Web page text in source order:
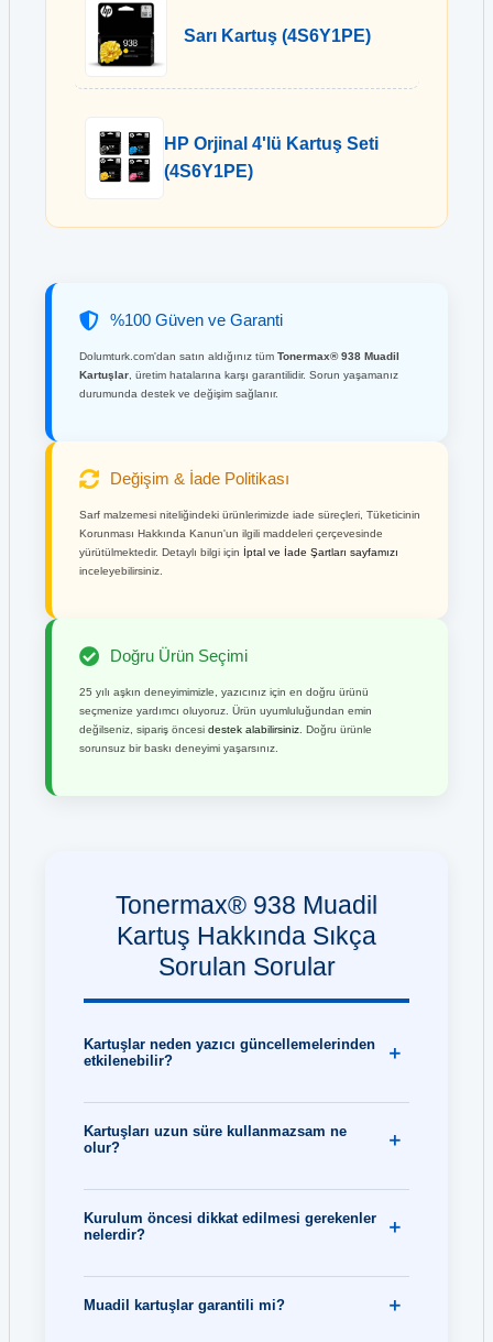
Sarı Kartuş (4S6Y1PE)
HP Orjinal 4'lü Kartuş Seti
(4S6Y1PE)
%100 Güven ve Garanti
Dolumturk.com'dan satın aldığınız tüm Tonermax® 938 Muadil
Kartuşlar , üretim hatalarına karşı garantilidir. Sorun yaşamanız
durumunda destek ve değişim sağlanır.
Değişim & İade Politikası
Sarf malzemesi niteliğindeki ürünlerimizde iade süreçleri, Tüketicinin
Korunması Hakkında Kanun'un ilgili maddeleri çerçevesinde
yürütülmektedir. Detaylı bilgi için İptal ve İade Şartları sayfamızı
inceleyebilirsiniz.
Doğru Ürün Seçimi
25 yılı aşkın deneyimimizle, yazıcınız için en doğru ürünü
seçmenize yardımcı oluyoruz. Ürün uyumluluğundan emin
değilseniz, sipariş öncesi destek alabilirsiniz . Doğru ürünle
sorunsuz bir baskı deneyimi yaşarsınız.
Tonermax® 938 Muadil
Kartuş Hakkında Sıkça
Sorulan Sorular
Kartuşlar neden yazıcı güncellemelerinden
etkilenebilir?
Kartuşları uzun süre kullanmazsam ne
olur?
Kurulum öncesi dikkat edilmesi gerekenler
nelerdir?
Muadil kartuşlar garantili mi?